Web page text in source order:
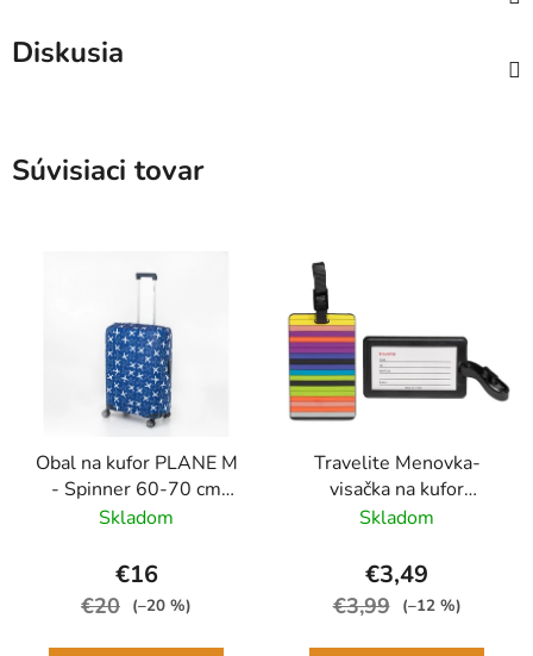
Diskusia
Súvisiaci tovar
Obal na kufor PLANE M
- Spinner 60-70 cm
Modrá
Skladom
€16
€20 (–20 %)
Travelite Menovka-
visačka na kufor
Multicolor Stripes
Skladom
€3,49
€3,99 (–12 %)